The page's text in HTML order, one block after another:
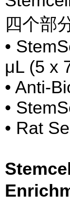
四个部
•
μL (5 x
• Anti-
•
• Rat